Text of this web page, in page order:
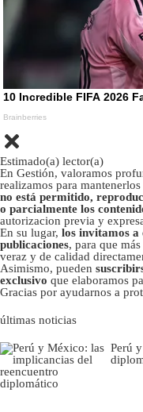
Estimado(a) lector(a)
En Gestión, valoramos
realizamos para
no está permitido,
o parcialmente los
autorizacion previa y
En su lugar, los invitamos a
publicaciones, para que
veraz y de calidad
Asimismo, pueden
exclusivo que elaboramos
Gracias por ayudarnos a
últimas noticias
Perú